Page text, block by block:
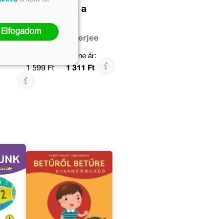
Ismerd meg a
Anjana Chatterjee
1 599 Ft
Online ár:
1 311 Ft
Elfogadom